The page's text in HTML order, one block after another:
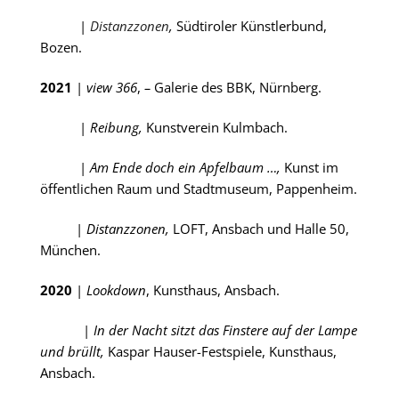
| Distanzzonen, Südtiroler Künstlerbund,
Bozen.
2021 | view 366, – Galerie des BBK, Nürnberg.
| Reibung, Kunstverein Kulmbach.
| Am Ende doch ein Apfelbaum …, Kunst im
öffentlichen Raum und Stadtmuseum, Pappenheim.
| Distanzzonen, LOFT, Ansbach und Halle 50,
München.
2020 | Lookdown, Kunsthaus, Ansbach.
| In der Nacht sitzt das Finstere auf der Lampe
und brüllt, Kaspar Hauser-Festspiele, Kunsthaus,
Ansbach.